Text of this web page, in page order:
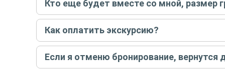
вас об отмене, а мы вернем предоплату на карту. Во
Кто еще будет вместе со мной, размер
Если экскурсия индивидуальная, гид проведет
условий конкретной экскурсии.
Как оплатить экскурсию?
Создайте заказ на удобную дату и время, и
контакты организатора и точное место встречи.
Если я отменю бронирование, вернутся